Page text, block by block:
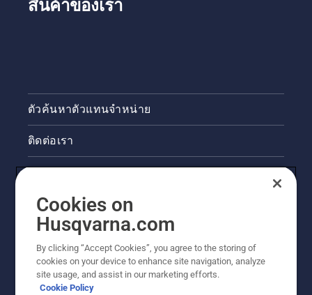
กิ่งไม้
บังคับโซ่
ติดเมื่อ
คุณตัดกิ่ง
ให้ตัด
ใกล้กับ
ลำต้นขึ้น
น้อย
สุดท้าย
ตัดตอไม้
สินค้าของเรา
ตัวค้นหาตัวแทนจำหน่าย
ติดต่อเรา
ข่าวสารและกิจกรรม
ข้อมูลผลิตภัณฑ์ทางกฎหมาย
ไซต์ฮุสวาน่าอื่นๆ
Cookies on
Husqvarna.com
By clicking “Accept Cookies”, you agree to the storing of
cookies on your device to enhance site navigation, analyze
site usage, and assist in our marketing efforts.
Cookie Policy